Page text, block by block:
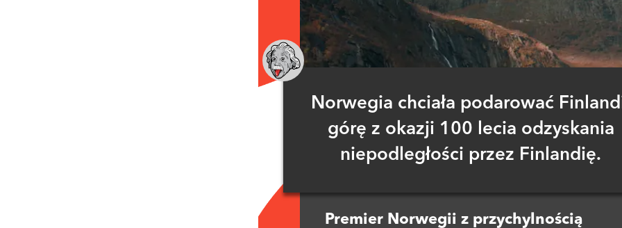
Norwegia chciała podarować
górę z okazji 100 lecia odzyskania
niepodległości przez Finlandię.
Premier Norwegii z przychylnością